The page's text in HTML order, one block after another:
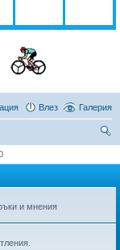
Галерия
Влез
не
и мнения